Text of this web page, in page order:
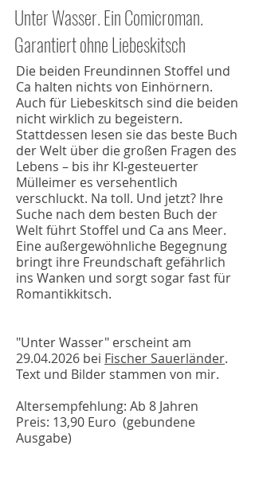
Unter Wasser. Ein Comicroman.
Garantiert ohne Liebeskitsch
Die beiden Freundinnen Stoffel und
Ca halten nichts von Einhörnern.
Auch für Liebeskitsch sind die beiden
nicht wirklich zu begeistern.
Stattdessen lesen sie das beste Buch
der Welt über die großen Fragen des
Lebens – bis ihr KI-gesteuerter
Mülleimer es versehentlich
verschluckt. Na toll. Und jetzt? Ihre
Suche nach dem besten Buch der
Welt führt Stoffel und Ca ans Meer.
Eine außergewöhnliche Begegnung
bringt ihre Freundschaft gefährlich
ins Wanken und sorgt sogar fast für
Romantikkitsch.
"Unter Wasser" erscheint am
29.04.2026 bei Fischer Sauerländer.
Text und Bilder stammen von mir.
Altersempfehlung: Ab 8 Jahren
Preis: 13,90 Euro (gebundene
Ausgabe)